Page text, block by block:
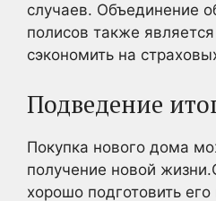
случаев. Объединение
полисов также
сэкономить на
Подведение
Покупка нового дома
получение новой
хорошо подготовить